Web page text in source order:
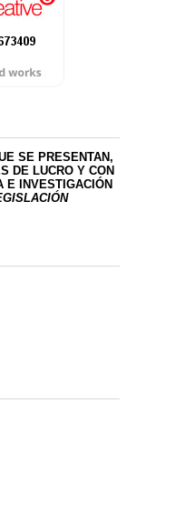
SE PRESENTAN,
DE LUCRO Y CON
E INVESTIGACIÓN